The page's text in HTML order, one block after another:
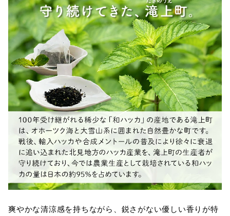
爽やかな清涼感を持ちながら、鋭さがない優しい香りが特